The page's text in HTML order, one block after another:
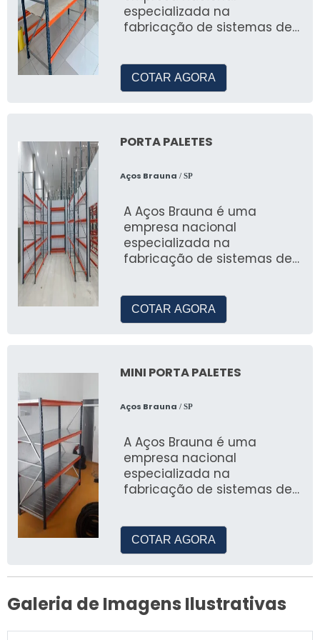
especializada na
fabricação de sistemas de
COTAR AGORA
PORTA PALETES
Aços Brauna / SP
A Aços Brauna é uma
empresa nacional
especializada na
fabricação de sistemas de
COTAR AGORA
MINI PORTA PALETES
Aços Brauna / SP
A Aços Brauna é uma
empresa nacional
especializada na
fabricação de sistemas de
paletes
COTAR AGORA
Galeria de Imagens Ilustrativas